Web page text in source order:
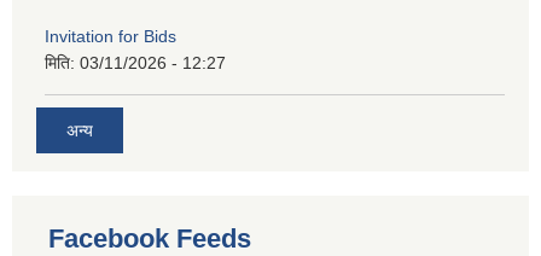
Invitation for Bids
मिति: 03/11/2026 - 12:27
अन्य
Facebook Feeds